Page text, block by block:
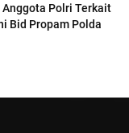
Polri Terkait
Bid Propam Polda